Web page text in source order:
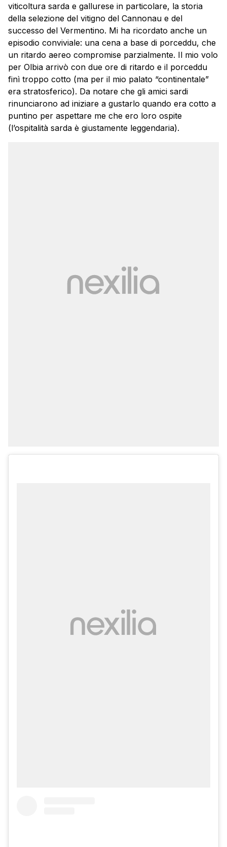
viticoltura sarda e gallurese in particolare, la storia
della selezione del vitigno del Cannonau e del
successo del Vermentino. Mi ha ricordato anche un
episodio conviviale: una cena a base di porceddu, che
un ritardo aereo compromise parzialmente. Il mio volo
per Olbia arrivò con due ore di ritardo e il porceddu
finì troppo cotto (ma per il mio palato “continentale”
era stratosferico). Da notare che gli amici sardi
rinunciarono ad iniziare a gustarlo quando era cotto a
puntino per aspettare me che ero loro ospite
(l’ospitalità sarda è giustamente leggendaria).